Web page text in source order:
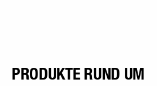
PRODUKTE RUND UM